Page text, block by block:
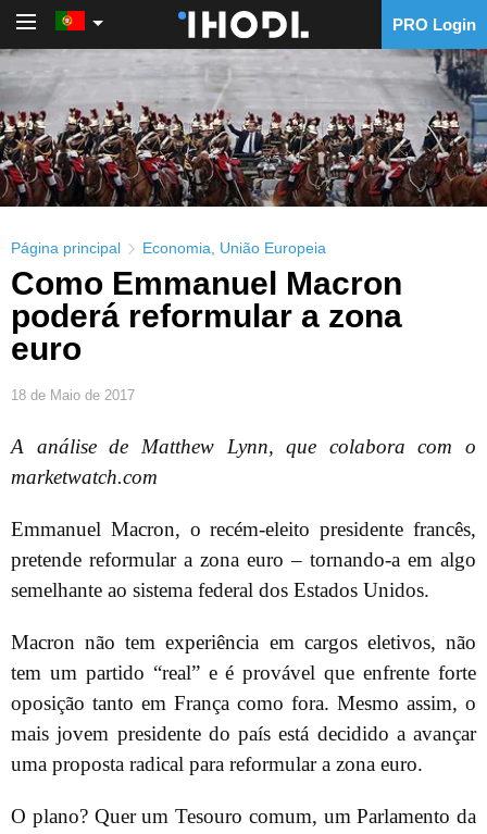
PRO Login
Página principal Economia União Europeia
Como Emmanuel Macron
poderá reformular a zona
euro
18 de Maio de 2017
A análise de Matthew Lynn, que colabora com o
marketwatch.com
Emmanuel Macron, o recém-eleito presidente francês,
pretende reformular a zona euro – tornando-a em algo
semelhante ao sistema federal dos Estados Unidos.
Macron não tem experiência em cargos eletivos, não
tem um partido “real” e é provável que enfrente forte
oposição tanto em França como fora. Mesmo assim, o
mais jovem presidente do país está decidido a avançar
uma proposta radical para reformular a zona euro.
O plano? Quer um Tesouro comum, um Parlamento da